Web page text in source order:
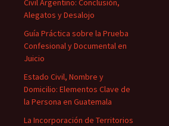
Civil Argentino: Conclusión,
Alegatos y Desalojo
Guía Práctica sobre la Prueba
Confesional y Documental en
Juicio
Estado Civil, Nombre y
Domicilio: Elementos Clave de
la Persona en Guatemala
La Incorporación de Territorios